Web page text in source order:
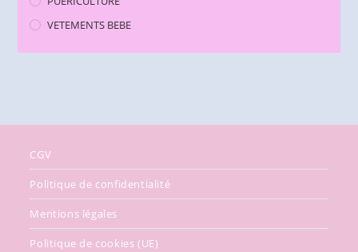
VETEMENTS BEBE
CGV
Politique de confidentialité
Mentions légales
Politique de cookies (UE)